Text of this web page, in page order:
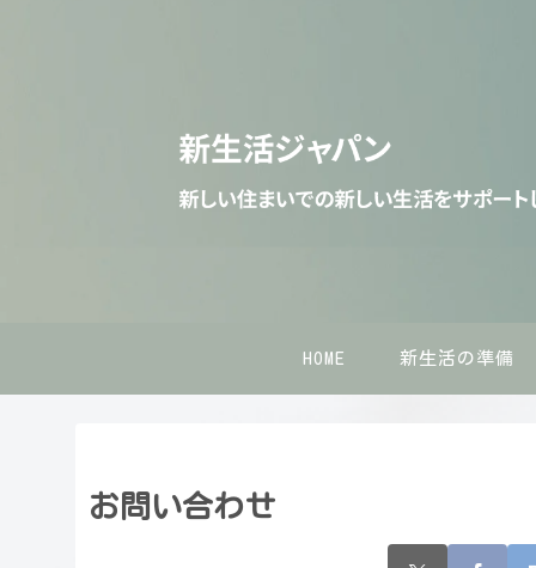
HOME 新生活の準備
お問い合わせ